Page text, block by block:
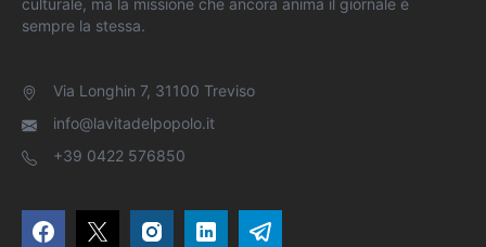
culturale, ma la missione che ancora anima il giornale è
sempre la stessa.
Via Longhin 7, 31100 Treviso
info@lavitadelpopolo.it
+39 0422 576850